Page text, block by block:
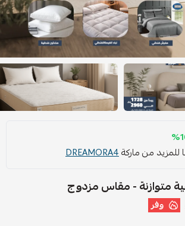
من ماركةDREAMORA4
متوازنة - مقاس مزدوج
وفر